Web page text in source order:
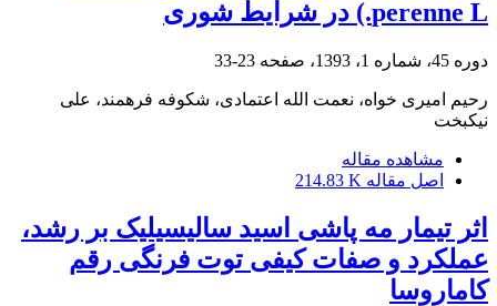
perenne L.) در شرایط شوری
دوره 45، شماره 1، 1393، صفحه 23-33
رحیم امیری خواه، نعمت الله اعتمادی، شکوفه فرهمند، علی
نیکبخت
مشاهده مقاله
اصل مقاله 214.83 K
اثر تیمار مه پاشی اسید سالیسیلیک بر رشد،
عملکرد و صفات کیفی توت فرنگی رقم
کاماروسا